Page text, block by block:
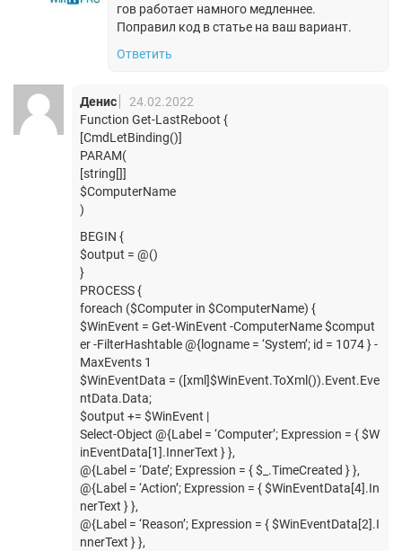
гов работает намного медленнее.
Поправил код в статье на ваш вариант.
Ответить
Денис
24.02.2022
Function Get-LastReboot {
[CmdLetBinding()]
PARAM(
[string[]]
$ComputerName
)
BEGIN {
$output = @()
}
PROCESS {
foreach ($Computer in $ComputerName) {
$WinEvent = Get-WinEvent -ComputerName $comput
er -FilterHashtable @{logname = ‘System’; id = 1074 } -
MaxEvents 1
$WinEventData = ([xml]$WinEvent.ToXml()).Event.Eve
ntData.Data;
$output += $WinEvent |
Select-Object @{Label = ‘Computer’; Expression = { $W
inEventData[1].InnerText } },
@{Label = ‘Date’; Expression = { $_.TimeCreated } },
@{Label = ‘Action’; Expression = { $WinEventData[4].In
nerText } },
@{Label = ‘Reason’; Expression = { $WinEventData[2].I
nnerText } },